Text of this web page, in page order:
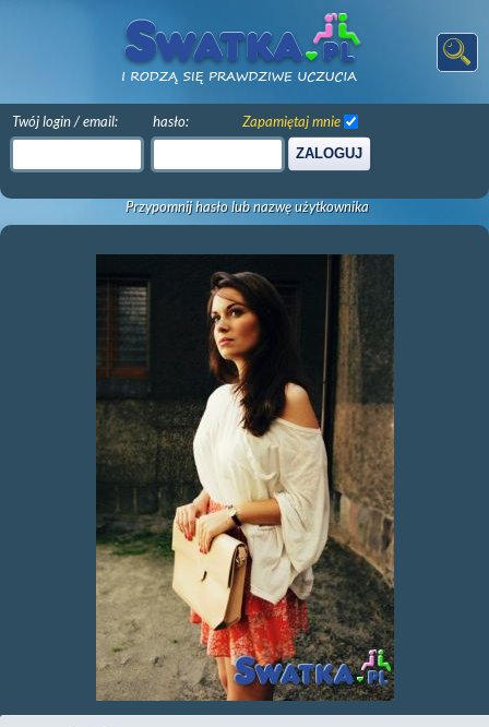
Twój login / email: hasło:
ZALOGUJ
Zapamiętaj mnie
Przypomnij hasło lub nazwę użytkownika